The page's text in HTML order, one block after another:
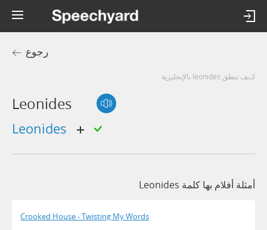
رجوع
كيف تنطق leonides بالإنجليزية
Leonides
leonides
أمثلة أفلام بها كلمة Leonides
Crooked House - Twisting My Words